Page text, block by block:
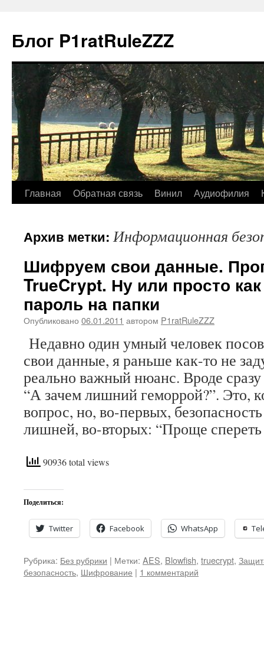
Блог P1ratRuleZZZ
Главная Обратная связь Винил Аудиофилия
Архив метки:Информационная
Шифруем свои данные.
TrueCrypt. Ну или просто
пароль на папки
Опубликовано 06.01.2011 автором P1ratRuleZZZ
Недавно один умный человек
свои данные, я раньше как-то не
реально важный нюанс. Вроде сразу
“А зачем лишний геморрой?”. Это,
вопрос, но, во-первых,
лишней, во-вторых: “Проще
90936 total views
Поделиться:
Twitter Facebook WhatsApp
Рубрика: Без рубрики | Метки: AES, Blowfish, truecrypt,
безопасность, Шифрование | 1 комментарий